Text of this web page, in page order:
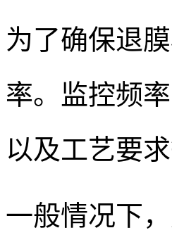
为了确保退
率。监控频
以及工艺要求
一般情况下